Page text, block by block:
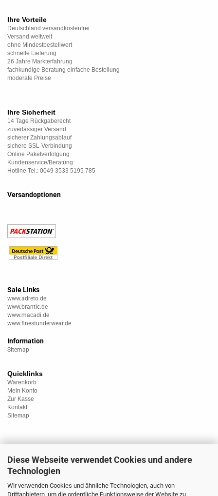
Diese Webseite verwendet Cookies und andere
Technologien
Wir verwenden Cookies und ähnliche Technologien, auch von
Drittanbietern, um die ordentliche Funktionsweise der Website zu
Ihre Vorteile
Deutschland versandkostenfrei
Versand weltweit
ohne Mindestbestellwert
schnelle Lieferung
26 Jahre Markterfahrung
fachkundige Beratung einfache Bestellung
moderate Preise
Ihre Sicherheit
14 Tage Rückgaberecht
zuverlässiger Versand
sicherer Zahlungsablauf
sichere SSL-Verbindung
Online Paketverfolgung
Kundenservice/Beratung
Hotline Tel.: 0049 3533 5195 785
Versandoptionen
Sale Links
www.adreto.de
www.brantic.de
www.macadi.de
www.finestunderwear.de
Information
Sitemap
Quicklinks
Warenkorb
Mein Konto
Zur Kasse
Kontakt
Sitemap
Kategorien
Unterwäsche
Nachtwäsche
Sportwäsche